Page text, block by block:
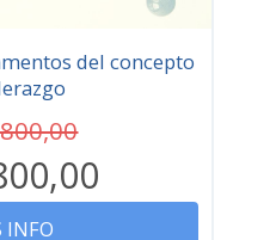
del concepto
INFO